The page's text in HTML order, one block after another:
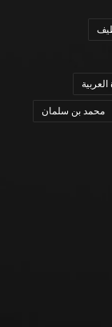
محمد بن سلمان